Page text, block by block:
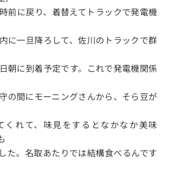
前に戻り、着替えてトラックで発電機
に一旦降ろして、佐川のトラックで群
朝に到着予定です。これで発電機関係
の間にモーニングさんから、そら豆が
くれて、味見をするとなかなか美味
た。名取あたりでは結構食べるんです